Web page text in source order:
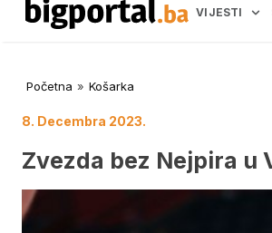
VIJESTI
Početna » Košarka
8. Decembra 2023.
Zvezda bez Nejpira u